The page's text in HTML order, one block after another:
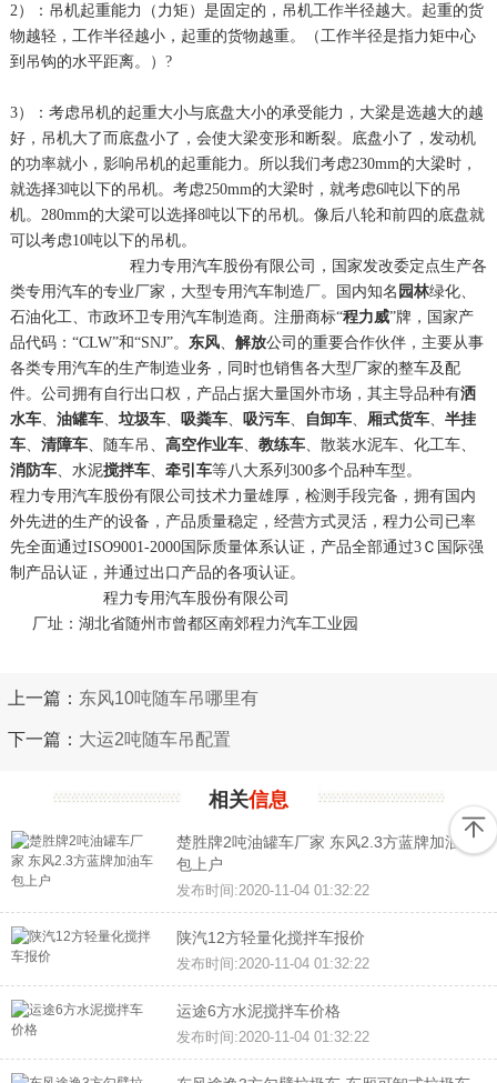
2）：吊机起重能力（力矩）是固定的，吊机工作半径越大。起重的货
物越轻，工作半径越小，起重的货物越重。（工作半径是指力矩中心
到吊钩的水平距离。）?
3）：考虑吊机的起重大小与底盘大小的承受能力，大梁是选越大的越
好，吊机大了而底盘小了，会使大梁变形和断裂。底盘小了，发动机
的功率就小，影响吊机的起重能力。所以我们考虑230mm的大梁时，
就选择3吨以下的吊机。考虑250mm的大梁时，就考虑6吨以下的吊
机。280mm的大梁可以选择8吨以下的吊机。像后八轮和前四的底盘就
可以考虑10吨以下的吊机。
程力专用汽车股份有限公司，国家发改委定点生产各
类专用汽车的专业厂家，大型专用汽车制造厂。国内知名 园林绿化、
石油化工、市政环卫专用汽车制造商。注册商标“程力威”牌，国家产
品代码：“CLW”和“SNJ”。 东风、 解放公司的重要合作伙伴，主要从事
各类专用汽车的生产制造业务，同时也销售各大型厂家的整车及配
件。公司拥有自行出口权，产品占据大量国外市场，其主导品种有洒
水车、 油罐车、垃圾车、 吸粪车、 吸污车、 自卸车、 厢式货车、 半挂
车、 清障车、随车吊、 高空作业车、 教练车、散装水泥车、化工车、
消防车、水泥搅拌车、 牵引车等八大系列300多个品种车型。
程力专用汽车股份有限公司技术力量雄厚，检测手段完备，拥有国内
外先进的生产的设备，产品质量稳定，经营方式灵活，程力公司已率
先全面通过ISO9001-2000国际质量体系认证，产品全部通过3Ｃ国际强
制产品认证，并通过出口产品的各项认证。
程力专用汽车股份有限公司
厂址：湖北省随州市曾都区南郊程力汽车工业园
上一篇： 东风10吨随车吊哪里有
下一篇： 大运2吨随车吊配置
相关信息
楚胜牌2吨油罐车厂家 东风2.3方蓝牌加油车
包上户
发布时间:2020-11-04 01:32:22
陕汽12方轻量化搅拌车报价
发布时间:2020-11-04 01:32:22
运途6方水泥搅拌车价格
发布时间:2020-11-04 01:32:22